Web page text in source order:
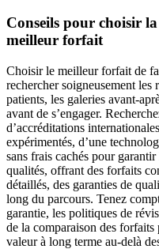
Conseils pour choisir
meilleur forfait
Choisir le meilleur forfait de
rechercher soigneusement les
patients, les galeries avant-
avant de s’engager.
d’accréditations
expérimentés, d’une
sans frais cachés pour
qualités, offrant des forfaits
détaillés, des garanties de
long du parcours. Tenez
garantie, les politiques de
de la comparaison des forfaits
valeur à long terme au-delà